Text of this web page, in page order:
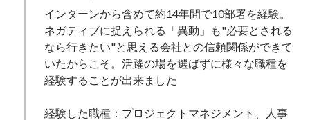
インターンから含めて約14年間で10部署を経験。
ネガティブに捉えられる「異動」も"必要とされる
なら行きたい"と思える会社との信頼関係ができて
いたからこそ。活躍の場を選ばずに様々な職種を
経験することが出来ました
経験した職種：プロジェクトマネジメント、人事